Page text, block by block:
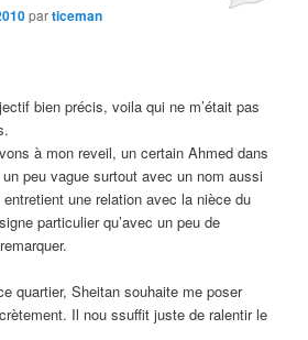
particeman
bien précis, voila qui ne m’était pas
à mon reveil, un certain Ahmed dans
peu vague surtout avec un nom aussi
une relation avec la nièce du
particulier qu’avec un peu de
quartier, Sheitan souhaite me poser
Il nou ssuffit juste de ralentir le